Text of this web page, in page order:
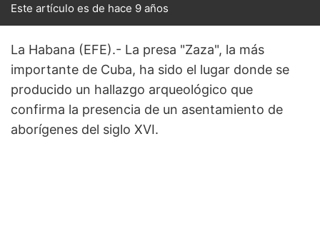
Este artículo es de hace 9 años
La Habana (EFE).- La presa "Zaza", la más
importante de Cuba, ha sido el lugar donde se
producido un hallazgo arqueológico que
confirma la presencia de un asentamiento de
aborígenes del siglo XVI.